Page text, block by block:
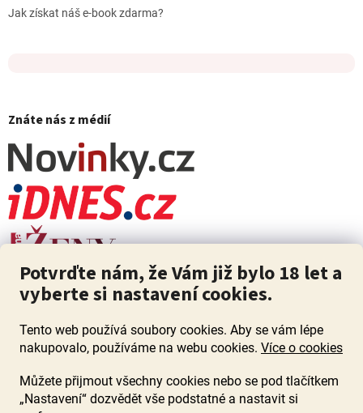
Potvrďte nám, že Vám již bylo 18 let a
vyberte si nastavení cookies.
Tento web používá soubory cookies. Aby se vám lépe
nakupovalo, používáme na webu cookies. Více o cookies
Můžete přijmout všechny cookies nebo se pod tlačítkem
„Nastavení“ dozvědět vše podstatné a nastavit si
Jak získat náš e-book zdarma?
Znáte nás z médií
ZÁKAZ PRODEJE ALKOHOLU OSOBÁM MLADŠÍM 18 LET. Pijte s